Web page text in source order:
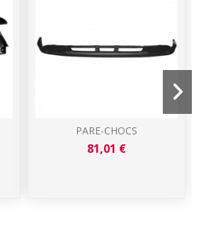
PARE-CHOCS
81,01 €